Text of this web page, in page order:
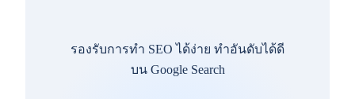
รองรับการทำ SEO ได้ง่าย ทำอันดับได้ดี
บน Google Search